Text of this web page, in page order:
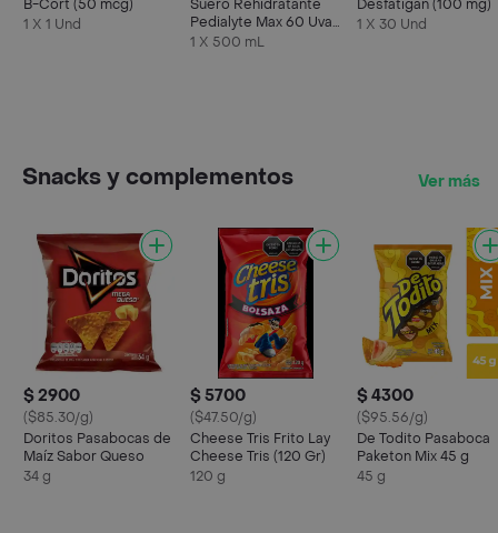
B-Cort (50 mcg)
1 X 1 Und
Suero Rehidratante
Pedialyte Max 60 Uva
Frasco 500 mL
1 X 500 mL
Desfatigan (100 mg)
1 X 30 Und
Snacks y complementos Ver más
$ 2900
($85.30/g)
Doritos Pasabocas de
Maíz Sabor Queso
34 g
$ 5700
($47.50/g)
Cheese Tris Frito Lay
Cheese Tris (120 Gr)
120 g
$ 4300
($95.56/g)
De Todito Pasaboca
Paketon Mix 45 g
45 g